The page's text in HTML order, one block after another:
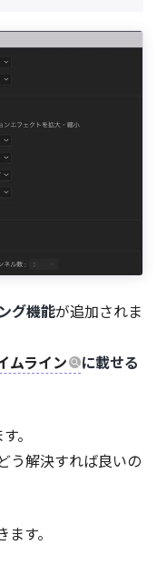
グ機能が追加されま
ムライン
に載せる
。
う解決すれば良いの
す。